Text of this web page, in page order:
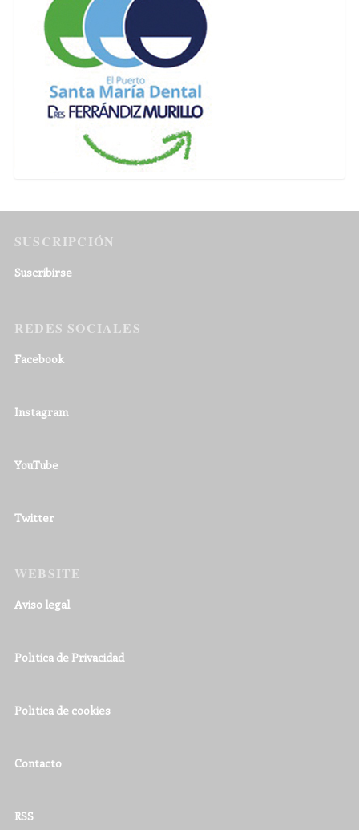
SUSCRIPCIÓN
Suscribirse
REDES SOCIALES
Facebook
Instagram
YouTube
Twitter
WEBSITE
Aviso legal
Política de Privacidad
Política de cookies
Contacto
RSS